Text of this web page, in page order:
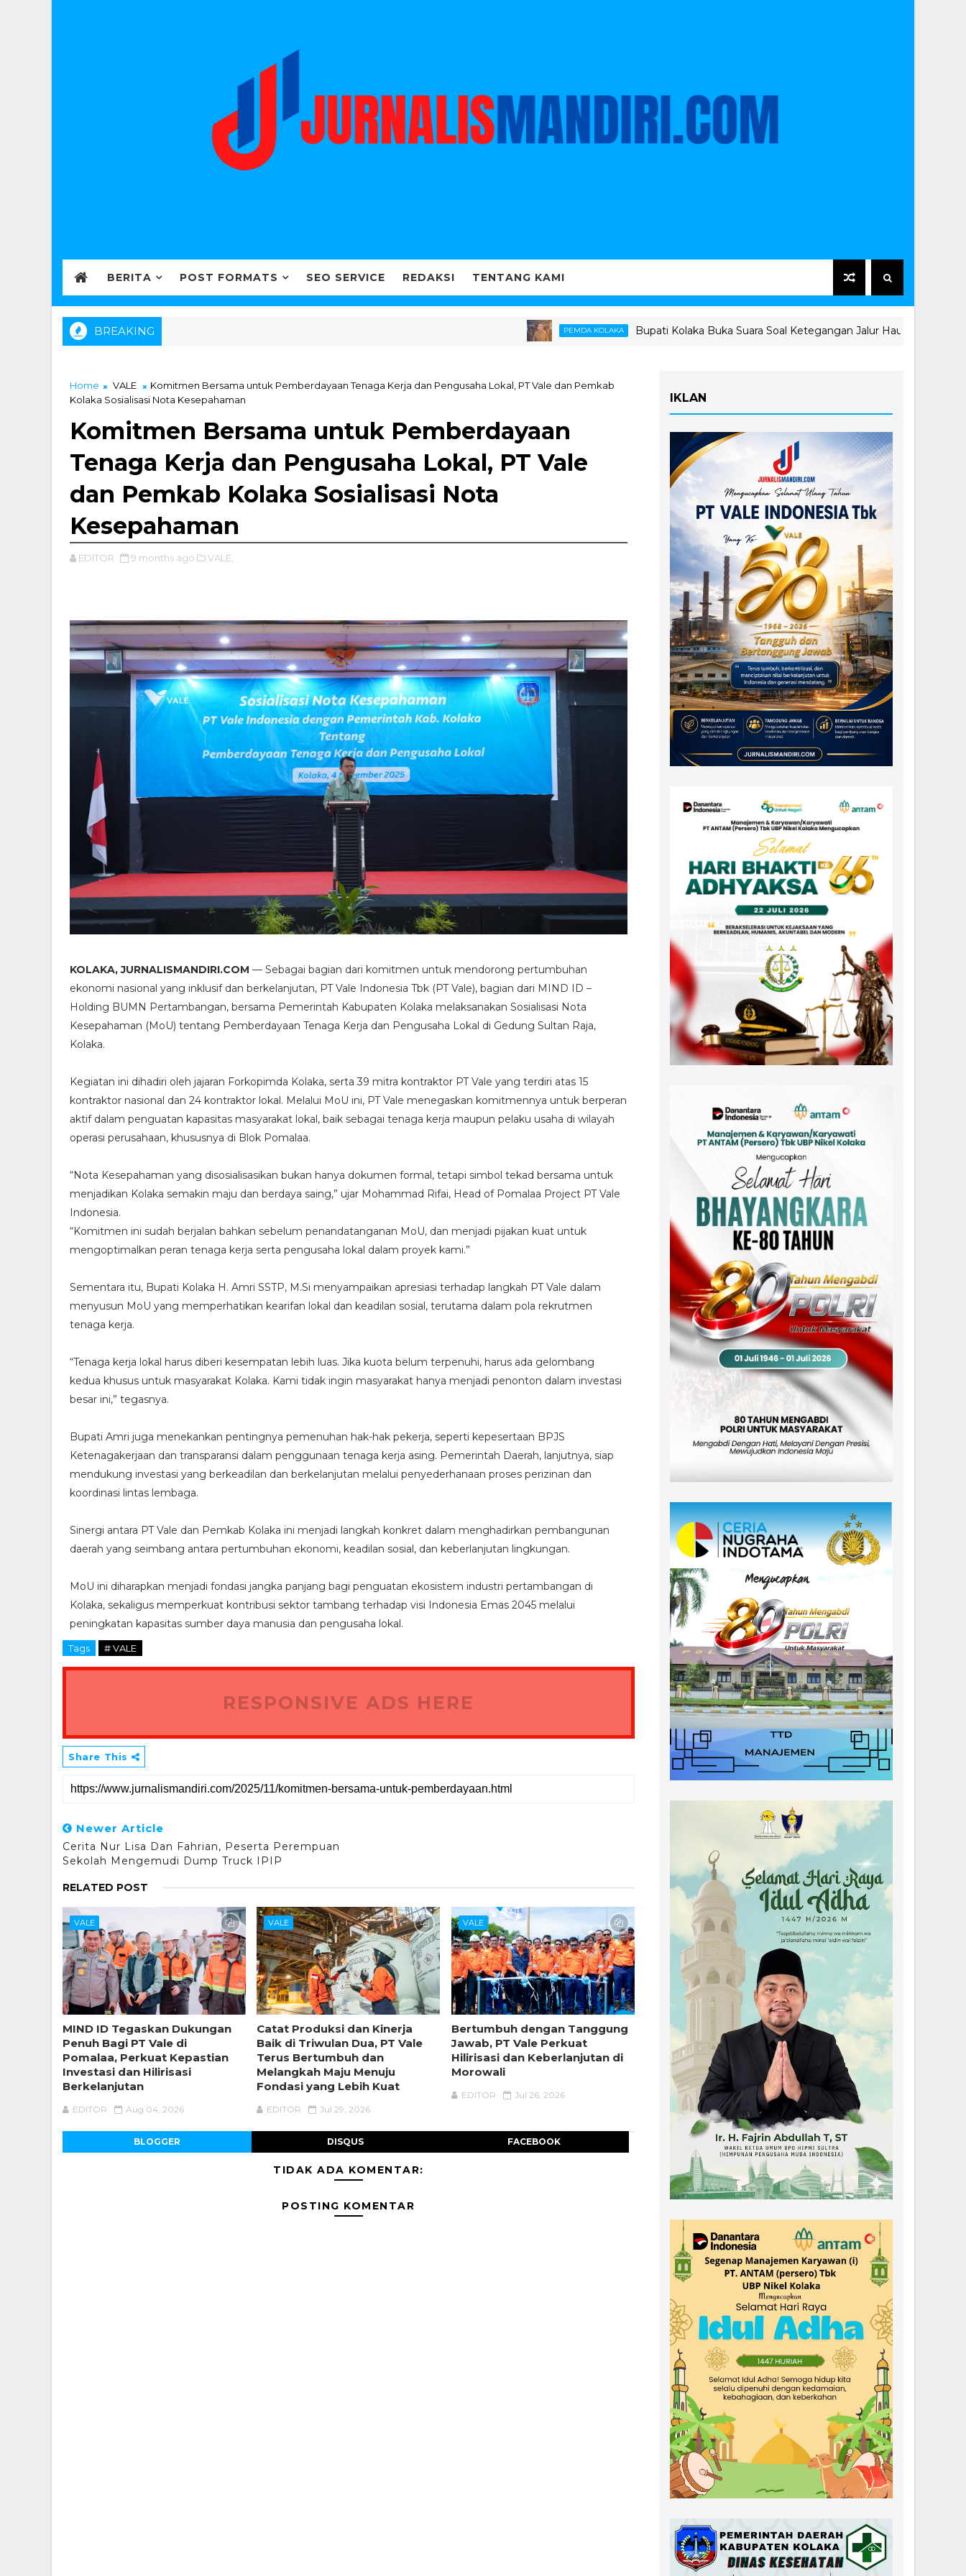
BERITA POST FORMATS SEO SERVICE REDAKSI TENTANG KAMI
BREAKING PEMDA KOLAKA Bupati Kolaka Buka Suara Soal Ketegangan Jalur Hauling Pomalaa
Home VALE
Komitmen Bersama untuk Pemberdayaan Tenaga Kerja dan Pengusaha Lokal, PT Vale dan Pemkab
Kolaka Sosialisasi Nota Kesepahaman
Komitmen Bersama untuk Pemberdayaan
Tenaga Kerja dan Pengusaha Lokal, PT Vale
dan Pemkab Kolaka Sosialisasi Nota
Kesepahaman
EDITOR 9 months ago VALE,
KOLAKA, JURNALISMANDIRI.COM — Sebagai bagian dari komitmen untuk mendorong pertumbuhan
ekonomi nasional yang inklusif dan berkelanjutan, PT Vale Indonesia Tbk (PT Vale), bagian dari MIND ID –
Holding BUMN Pertambangan, bersama Pemerintah Kabupaten Kolaka melaksanakan Sosialisasi Nota
Kesepahaman (MoU) tentang Pemberdayaan Tenaga Kerja dan Pengusaha Lokal di Gedung Sultan Raja,
Kolaka.
Kegiatan ini dihadiri oleh jajaran Forkopimda Kolaka, serta 39 mitra kontraktor PT Vale yang terdiri atas 15
kontraktor nasional dan 24 kontraktor lokal. Melalui MoU ini, PT Vale menegaskan komitmennya untuk berperan
aktif dalam penguatan kapasitas masyarakat lokal, baik sebagai tenaga kerja maupun pelaku usaha di wilayah
operasi perusahaan, khususnya di Blok Pomalaa.
“Nota Kesepahaman yang disosialisasikan bukan hanya dokumen formal, tetapi simbol tekad bersama untuk
menjadikan Kolaka semakin maju dan berdaya saing,” ujar Mohammad Rifai, Head of Pomalaa Project PT Vale
Indonesia.
“Komitmen ini sudah berjalan bahkan sebelum penandatanganan MoU, dan menjadi pijakan kuat untuk
mengoptimalkan peran tenaga kerja serta pengusaha lokal dalam proyek kami.”
Sementara itu, Bupati Kolaka H. Amri SSTP, M.Si menyampaikan apresiasi terhadap langkah PT Vale dalam
menyusun MoU yang memperhatikan kearifan lokal dan keadilan sosial, terutama dalam pola rekrutmen
tenaga kerja.
“Tenaga kerja lokal harus diberi kesempatan lebih luas. Jika kuota belum terpenuhi, harus ada gelombang
kedua khusus untuk masyarakat Kolaka. Kami tidak ingin masyarakat hanya menjadi penonton dalam investasi
besar ini,” tegasnya.
Bupati Amri juga menekankan pentingnya pemenuhan hak-hak pekerja, seperti kepesertaan BPJS
Ketenagakerjaan dan transparansi dalam penggunaan tenaga kerja asing. Pemerintah Daerah, lanjutnya, siap
mendukung investasi yang berkeadilan dan berkelanjutan melalui penyederhanaan proses perizinan dan
koordinasi lintas lembaga.
Sinergi antara PT Vale dan Pemkab Kolaka ini menjadi langkah konkret dalam menghadirkan pembangunan
daerah yang seimbang antara pertumbuhan ekonomi, keadilan sosial, dan keberlanjutan lingkungan.
MoU ini diharapkan menjadi fondasi jangka panjang bagi penguatan ekosistem industri pertambangan di
Kolaka, sekaligus memperkuat kontribusi sektor tambang terhadap visi Indonesia Emas 2045 melalui
peningkatan kapasitas sumber daya manusia dan pengusaha lokal.
Tags # VALE
RESPONSIVE ADS HERE
Share This
Newer Article
Cerita Nur Lisa Dan Fahrian, Peserta Perempuan
Sekolah Mengemudi Dump Truck IPIP
RELATED POST
VALE
MIND ID Tegaskan Dukungan
Penuh Bagi PT Vale di
Pomalaa, Perkuat Kepastian
Investasi dan Hilirisasi
Berkelanjutan
EDITOR Aug 04, 2026
VALE
Catat Produksi dan Kinerja
Baik di Triwulan Dua, PT Vale
Terus Bertumbuh dan
Melangkah Maju Menuju
Fondasi yang Lebih Kuat
EDITOR Jul 29, 2026
VALE
Bertumbuh dengan Tanggung
Jawab, PT Vale Perkuat
Hilirisasi dan Keberlanjutan di
Morowali
EDITOR Jul 26, 2026
BLOGGER DISQUS FACEBOOK
TIDAK ADA KOMENTAR:
POSTING KOMENTAR
IKLAN